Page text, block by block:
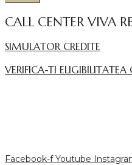
CALL CENTER VIVA
SIMULATOR CREDITE
VERIFICA-TI
Facebook-f Youtube